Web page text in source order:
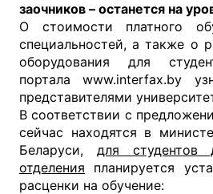
заочников – останется на
О стоимости платного
специальностей, а также о
оборудования для
портала www.interfax.by
представителями
В соответствии с
сейчас находятся в
Беларуси, для студентов
отделения планируется
расценки на обучение: